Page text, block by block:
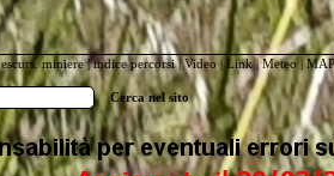
escurs. miniere|indice percorsi|Video | Link|Meteo
Cerca nel sito